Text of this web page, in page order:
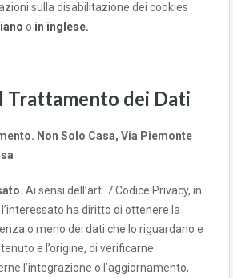
sulla disabilitazione dei cookies
o in inglese.
Trattamento dei Dati
Non Solo Casa, Via Piemonte
Ai sensi dell’art. 7 Codice Privacy, in
ha diritto di ottenere la
o meno dei dati che lo riguardano e
e l’origine, di verificarne
l’integrazione o l’aggiornamento,